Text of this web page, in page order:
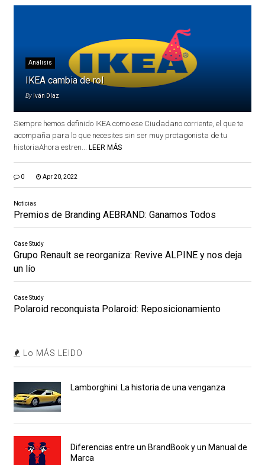
Análisis
IKEA cambia de rol
By Iván Díaz
Siempre hemos definido IKEA como ese Ciudadano corriente, el que te
acompaña para lo que necesites sin ser muy protagonista de tu
historiaAhora estren...
LEER MÁS
0 Apr 20, 2022
Noticias
Premios de Branding AEBRAND: Ganamos Todos
Case Study
Grupo Renault se reorganiza: Revive ALPINE y nos deja
un lío
Case Study
Polaroid reconquista Polaroid: Reposicionamiento
Lo MÁS LEIDO
Lamborghini: La historia de una venganza
Diferencias entre un BrandBook y un Manual de
Marca